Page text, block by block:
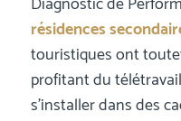
résidences
touristiques ont
profitant du
s’installer dans des